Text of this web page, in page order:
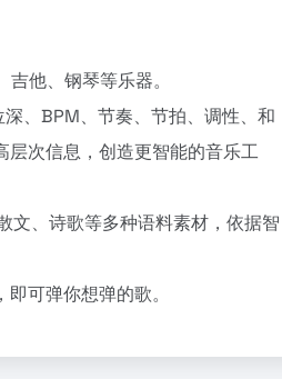
他、钢琴等乐器。
、BPM、节奏、节拍、调性、和
层次信息，创造更智能的音乐工
文、诗歌等多种语料素材，依据智
可弹你想弹的歌。